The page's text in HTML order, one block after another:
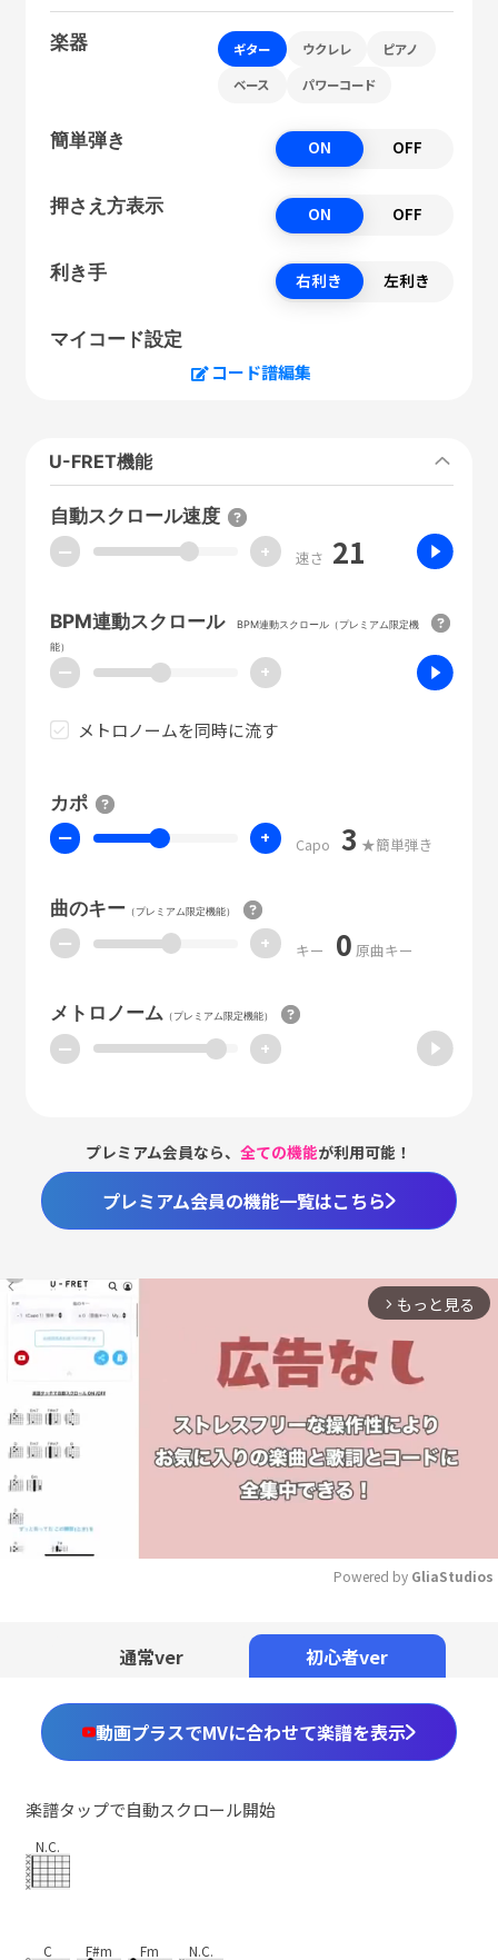
楽器 ギター ウクレレ ピアノ
ベース パワーコード
簡単弾き ON OFF
押さえ方表示 ON OFF
利き手 右利き 左利き
マイコード設定
コード譜編集
U-FRET機能
自動スクロール速度
ー + 速さ 21
BPM連動スクロール
BPM連動スクロール（プレミアム限定機
能）
ー +
メトロノームを同時に流す
カポ
ー + Capo 3 ★簡単弾き
曲のキー（プレミアム限定機能）
ー + キー 0 原曲キー
メトロノーム（プレミアム限定機能）
ー +
プレミアム会員なら、全ての機能が利用可能！
プレミアム会員の機能一覧はこちら
arrow_forward_ios もっと見る
Powered by GliaStudios
通常ver 初心者ver
動画プラスでMVに合わせて楽譜を表示
楽譜タップで自動スクロール開始
N.C.
C F#m Fm N.C.